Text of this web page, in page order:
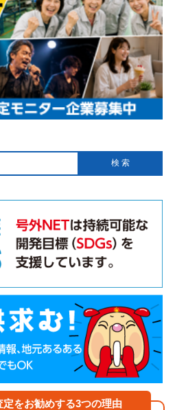
をお勧めする3つの理由